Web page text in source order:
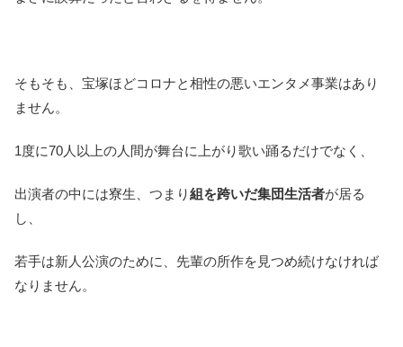
そもそも、宝塚ほどコロナと相性の悪いエンタメ事業はあり
ません。
1度に70人以上の人間が舞台に上がり歌い踊るだけでなく、
出演者の中には寮生、つまり組を跨いだ集団生活者が居る
し、
若手は新人公演のために、先輩の所作を見つめ続けなければ
なりません。